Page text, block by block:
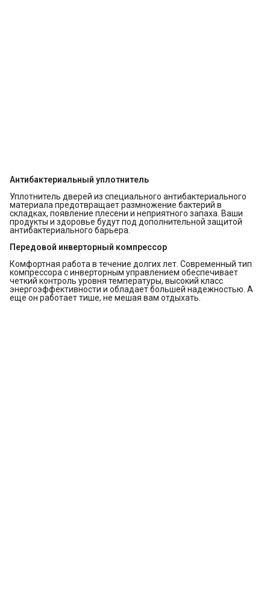
Антибактериальный уплотнитель
Уплотнитель дверей из специального антибактериального
материала предотвращает размножение бактерий в
складках, появление плесени и неприятного запаха. Ваши
продукты и здоровье будут под дополнительной защитой
антибактериального барьера.
Передовой инверторный компрессор
Комфортная работа в течение долгих лет. Современный тип
компрессора с инверторным управлением обеспечивает
четкий контроль уровня температуры, высокий класс
энергоэффективности и обладает большей надежностью. А
еще он работает тише, не мешая вам отдыхать.